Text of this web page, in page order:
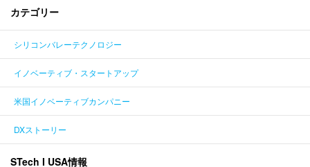
キーワードで探す
STech I USAについて
ENGLISH
カテゴリー
シリコンバレーテクノロジー
イノベーティブ・スタートアップ
米国イノベーティブカンパニー
DXストーリー
STech I USA情報